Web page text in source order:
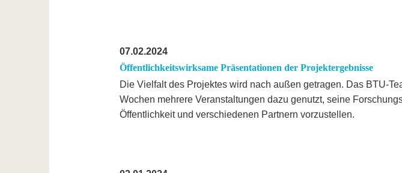
07.02.2024
Öffentlichkeitswirksame Präsentationen der Projektergebnisse
Die Vielfalt des Projektes wird nach außen getragen. Das BTU-
Wochen mehrere Veranstaltungen dazu genutzt, seine
Öffentlichkeit und verschiedenen Partnern vorzustellen.